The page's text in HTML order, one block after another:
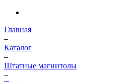
Главная
–
Каталог
–
Штатные магнитолы
–